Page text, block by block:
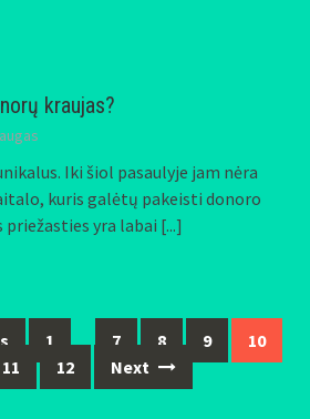
kraujas?
Iki šiol pasaulyje jam nėra
kuris galėtų pakeisti donoro
priežasties yra labai [...]
1 … 7 8 9
10
11
12 Next